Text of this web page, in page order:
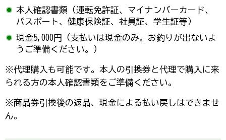
本人確認書類（運転免許証、マイナンバーカード、
パスポート、健康保険証、社員証、学生証等）
現金5,000円（支払いは現金のみ。お釣りが出ないよ
うご準備ください。）
※代理購入も可能です。本人の引換券と代理で購入に来
られる方の本人確認書類をご準備ください。
※商品券引換後の返品、現金による払い戻しはできませ
ん。